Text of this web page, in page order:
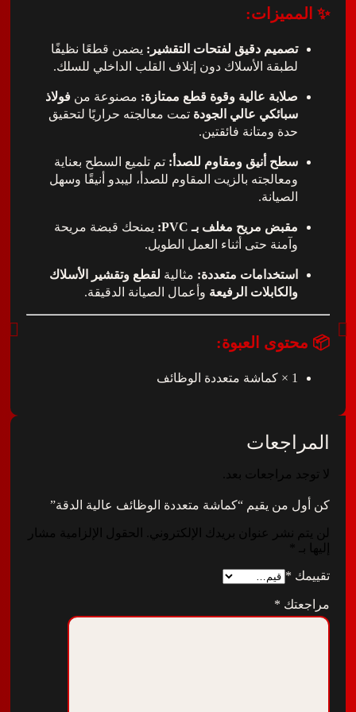
تصميم دقيق لفتحات التقشير:يضمن قطعًا نظيفًا
لطبقة الأسلاك دون إتلاف القلب الداخلي للسلك.
صلابة عالية وقوة قطع ممتازة:مصنوعة منفولاذ
سبائكي عالي الجودةتمت معالجته حراريًا لتحقيق
حدة ومتانة فائقتين.
سطح أنيق ومقاوم للصدأ:تم تلميع السطح بعناية
ومعالجته بالزيت المقاوم للصدأ، ليبدو أنيقًا وسهل
مقبض مريح مغلف بـ PVC:
يمنحك قبضة مريحة
وآمنة حتى أثناء العمل الطويل.
استخدامات متعددة:مثاليةلقطع وتقشير الأسلاك
والكابلات الرفيعةوأعمال الصيانة الدقيقة.
العبوة:
مراجعات بعد.
من يقيم “كماشة متعددة الوظائف عالية الدقة”
نشر عنوان بريدك الإلكتروني.
الحقول الإلزامية مشار